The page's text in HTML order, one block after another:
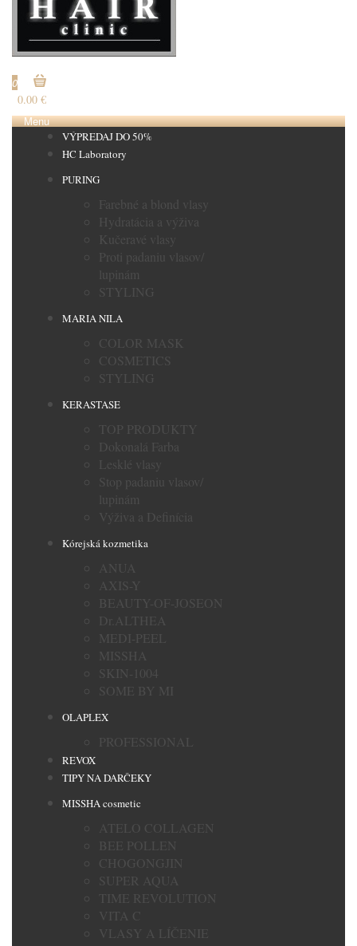
0
0.00 €
Menu
VÝPREDAJ DO 50%
HC Laboratory
PURING
Farebné a blond vlasy
Hydratácia a výživa
Kučeravé vlasy
Proti padaniu vlasov/
lupinám
STYLING
MARIA NILA
COLOR MASK
COSMETICS
STYLING
KERASTASE
TOP PRODUKTY
Dokonalá Farba
Lesklé vlasy
Stop padaniu vlasov/
lupinám
Výživa a Definícia
Kórejská kozmetika
ANUA
AXIS-Y
BEAUTY-OF-JOSEON
Dr.ALTHEA
MEDI-PEEL
MISSHA
SKIN-1004
SOME BY MI
OLAPLEX
PROFESSIONAL
REVOX
TIPY NA DARČEKY
MISSHA cosmetic
ATELO COLLAGEN
BEE POLLEN
CHOGONGJIN
SUPER AQUA
TIME REVOLUTION
VITA C
VLASY A LÍČENIE